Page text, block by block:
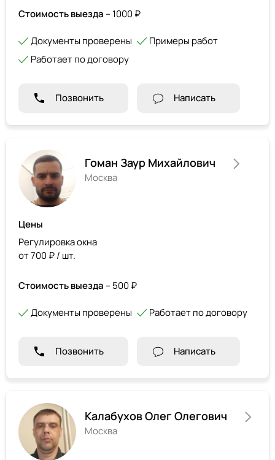
Стоимость выезда – 1000 ₽
Документы проверены
Примеры работ
Работает по договору
Позвонить Написать
Гоман Заур Михайлович
Москва
Цены
Регулировка окна
от 700 ₽ / шт.
Стоимость выезда – 500 ₽
Документы проверены Работает по договору
Позвонить Написать
Калабухов Олег Олегович
Москва